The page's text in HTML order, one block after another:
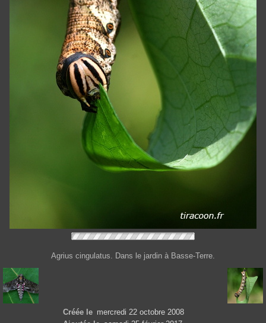
Agrius cingulatus. Dans le jardin à Basse-Terre.
Créée le mercredi 22 octobre 2008